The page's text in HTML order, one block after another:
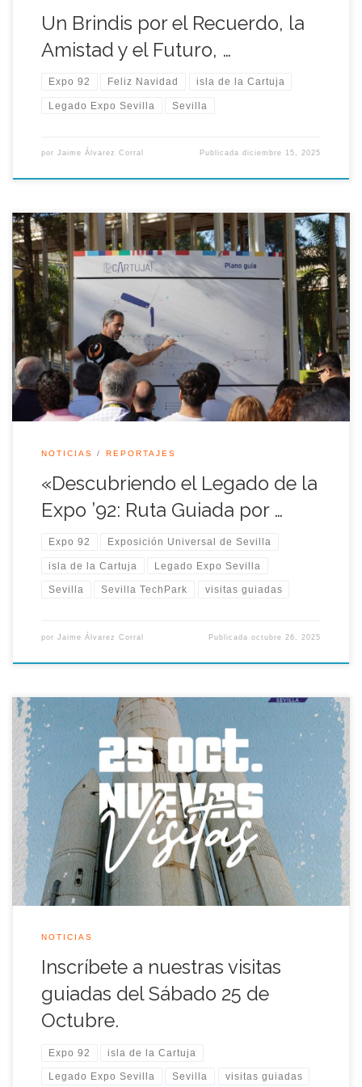
Un Brindis por el Recuerdo, la
Amistad y el Futuro, …
Expo 92 Feliz Navidad isla de la Cartuja
Legado Expo Sevilla Sevilla
por Jaime Álvarez Corral Publicadadiciembre 15, 2025
La Isla de la Cartuja en Sevilla, un espacio que resonó con la
Exposición Universal de 1992, se ha transformado en un
vibrante centro de innovación y tecnología conocido como
Sevilla TechPark (anteriormente PCT Cartuja). Sin embargo, el
recuerdo y la arquitectura de aquel evento histórico perduran,
siendo custodiados y […]
NOTICIAS REPORTAJES
«Descubriendo el Legado de la
Expo ’92: Ruta Guiada por …
Expo 92 Exposición Universal de Sevilla
isla de la Cartuja Legado Expo Sevilla
Sevilla Sevilla TechPark visitas guiadas
por Jaime Álvarez Corral Publicadaoctubre 26, 2025
¡Vuelven las Visitas Guiadas de Legado Expo Sevilla!
Recorrido por el Legado de la Expo’92 en la Isla de la Cartuja
La Asociación Legado Expo Sevilla tiene el placer de anunciar
una nueva jornada de visitas guiadas para rememorar el
recinto heredado de la Exposición Universal de 1992 en la […]
NOTICIAS
Inscríbete a nuestras visitas
guiadas del Sábado 25 de
Octubre.
Expo 92 isla de la Cartuja
Legado Expo Sevilla Sevilla visitas guiadas